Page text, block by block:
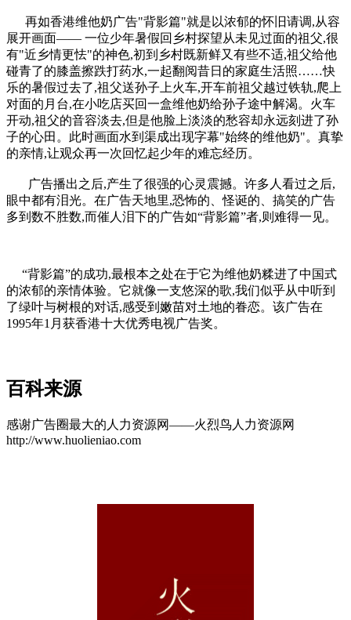
再如香港维他奶广告"背影篇"就是以浓郁的怀旧请调,从容
展开画面—— 一位少年暑假回乡村探望从未见过面的祖父,很
有"近乡情更怯"的神色,初到乡村既新鲜又有些不适,祖父给他
碰青了的膝盖擦跌打药水,一起翻阅昔日的家庭生活照……快
乐的暑假过去了,祖父送孙子上火车,开车前祖父越过铁轨,爬上
对面的月台,在小吃店买回一盒维他奶给孙子途中解渴。火车
开动,祖父的音容淡去,但是他脸上淡淡的愁容却永远刻进了孙
子的心田。此时画面水到渠成出现字幕"始终的维他奶"。真挚
的亲情,让观众再一次回忆起少年的难忘经历。
广告播出之后,产生了很强的心灵震撼。许多人看过之后,
眼中都有泪光。在广告天地里,恐怖的、怪诞的、搞笑的广告
多到数不胜数,而催人泪下的广告如“背影篇”者,则难得一见。
“背影篇”的成功,最根本之处在于它为维他奶糅进了中国式
的浓郁的亲情体验。它就像一支悠深的歌,我们似乎从中听到
了绿叶与树根的对话,感受到嫩苗对土地的眷恋。该广告在
1995年1月获香港十大优秀电视广告奖。
百科来源
感谢广告圈最大的人力资源网——火烈鸟人力资源网
http://www.huolieniao.com